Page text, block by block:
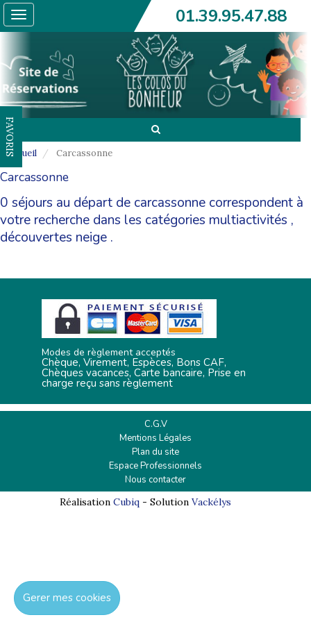
Toggle
navigation
01.39.95.47.88
FAVORIS
Accueil Carcassonne
Carcassonne
0 séjours au départ de carcassonne correspondent à
votre recherche dans les catégories multiactivités ,
découvertes neige .
Modes de règlement acceptés
Chèque, Virement, Espèces, Bons CAF,
Chèques vacances, Carte bancaire, Prise en
charge reçu sans règlement
C.G.V
Mentions Légales
Plan du site
Espace Professionnels
Nous contacter
Réalisation Cubiq- Solution Vackélys
Gerer mes cookies